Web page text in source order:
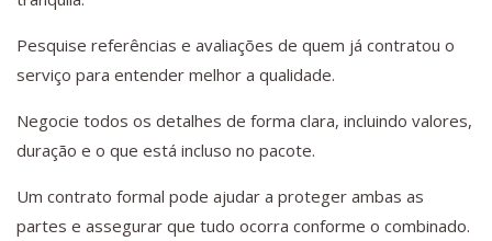
Pesquise referências e avaliações de quem já contratou o
serviço para entender melhor a qualidade.
Negocie todos os detalhes de forma clara, incluindo valores,
duração e o que está incluso no pacote.
Um contrato formal pode ajudar a proteger ambas as
partes e assegurar que tudo ocorra conforme o combinado.